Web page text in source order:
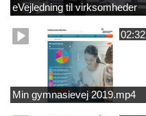
eVejledning til virksomheder
02:32
Min gymnasievej 2019.mp4